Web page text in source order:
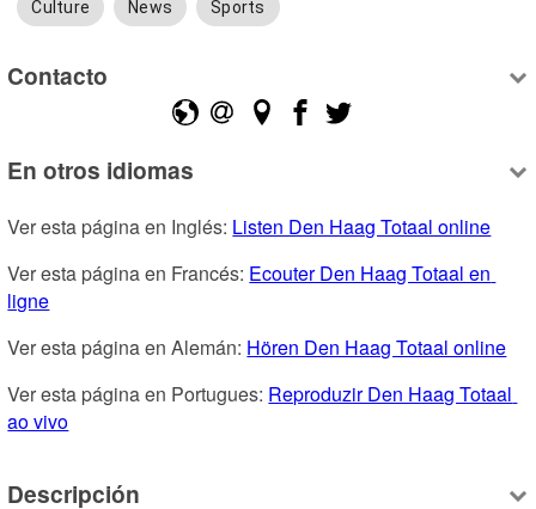
Culture News Sports
Contacto
En otros idiomas
Ver esta página en Inglés: Listen Den Haag Totaal online
Ver esta página en Francés: Ecouter Den Haag Totaal en
ligne
Ver esta página en Alemán: Hören Den Haag Totaal online
Ver esta página en Portugues: Reproduzir Den Haag Totaal
ao vivo
Descripción